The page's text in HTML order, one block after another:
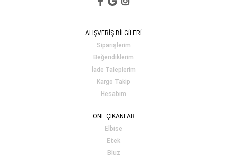
ALIŞVERİŞ BİLGİLERİ
Siparişlerim
Beğendiklerim
İade Taleplerim
Kargo Takip
Hesabım
ÖNE ÇIKANLAR
Elbise
Etek
Bluz